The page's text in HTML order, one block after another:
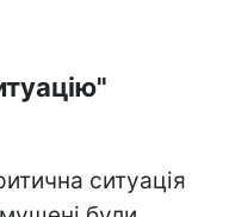
ситуація